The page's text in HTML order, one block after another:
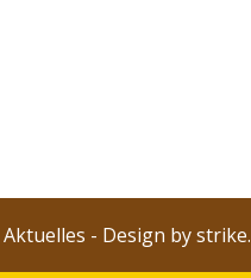
Aktuelles - Design bystrike.